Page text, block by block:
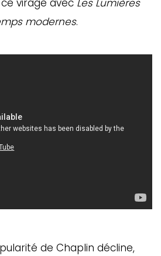
virage avec Les Lumières
modernes.
de Chaplin décline,